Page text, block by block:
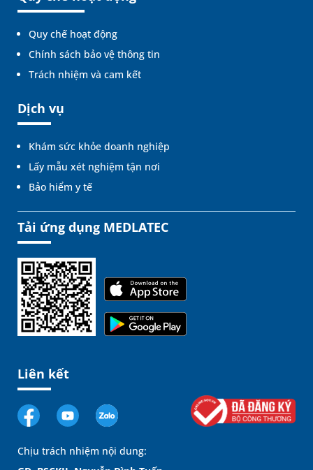
Quy chế hoạt động
Chính sách bảo vệ thông tin
Trách nhiệm và cam kết
Dịch vụ
Khám sức khỏe doanh nghiệp
Lấy mẫu xét nghiệm tận nơi
Bảo hiểm y tế
Tải ứng dụng MEDLATEC
Liên kết
Chịu trách nhiệm nội dung: